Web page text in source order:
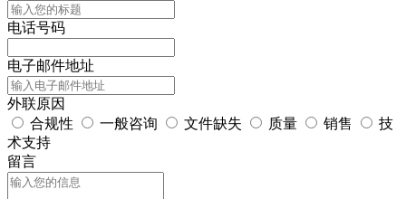
电话号码
电子邮件地址
外联原因
合规性
一般咨询 文件缺失 质量 销售
技
术支持
留言